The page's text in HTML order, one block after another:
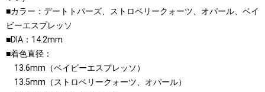
■カラー：デートトパーズ、ストロベリークォーツ、オパール、ベイ
ビーエスプレッソ
■DIA：14.2mm
■着色直径：
13.6mm（ベイビーエスプレッソ）
13.5mm（ストロベリークォーツ、オパール）